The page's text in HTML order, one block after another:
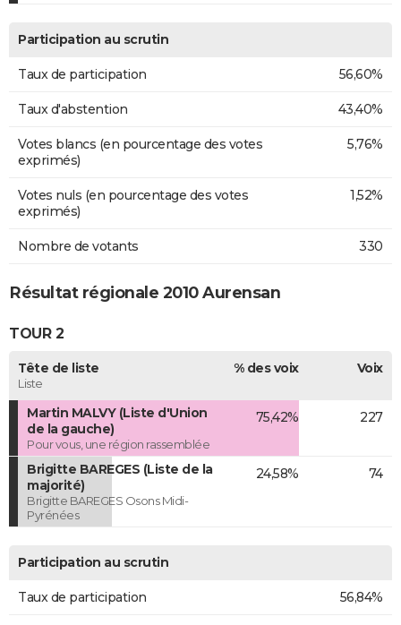
Participation au scrutin
Taux de participation 56,60%
Taux d'abstention 43,40%
Votes blancs (en pourcentage des votes
exprimés)
5,76%
Votes nuls (en pourcentage des votes
exprimés)
1,52%
Nombre de votants 330
Résultat régionale 2010 Aurensan
TOUR 2
Tête de liste
Liste
% des voix Voix
Martin MALVY (Liste d'Union
de la gauche)
Pour vous, une région rassemblée
75,42% 227
Brigitte BAREGES (Liste de la
majorité)
Brigitte BAREGES Osons Midi-
Pyrénées
24,58% 74
Participation au scrutin
Taux de participation 56,84%